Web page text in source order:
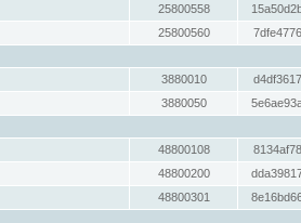
25800558
25800560
3880010
3880050
48800108
48800200
48800301